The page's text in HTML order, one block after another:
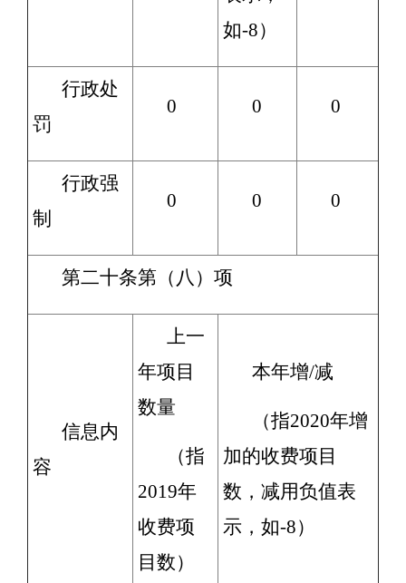
如-8）
行政处
罚
0 0 0
行政强
制
0 0 0
第二十条第（八）项
信息内
容
上一
年项目
数量
（指
2019年
收费项
目数）
本年增/减
（指2020年增
加的收费项目
数，减用负值表
示，如-8）